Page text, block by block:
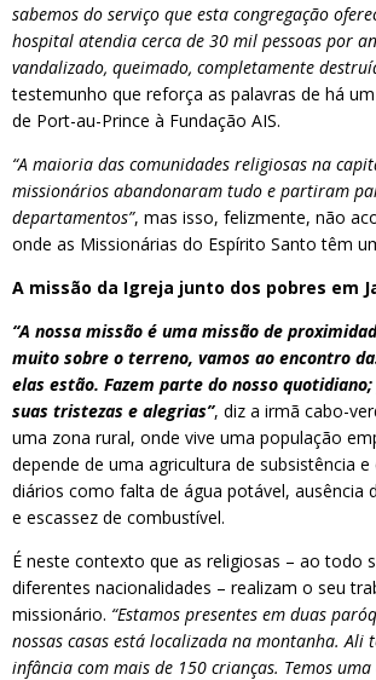
sabemos do serviço que esta congregação
hospital atendia cerca de 30 mil pessoas por
vandalizado, queimado, completamente
testemunho que reforça as palavras de há
de Port-au-Prince à Fundação AIS.
“A maioria das comunidades religiosas na
missionários abandonaram tudo e partiram
departamentos”, mas isso, felizmente, não
onde as Missionárias do Espírito Santo têm
A missão da Igreja junto dos pobres em
“A nossa missão é uma missão de
muito sobre o terreno, vamos ao encontro
elas estão. Fazem parte do nosso
suas tristezas e alegrias”, diz a irmã cabo-
uma zona rural, onde vive uma população
depende de uma agricultura de subsistência
diários como falta de água potável, ausência
e escassez de combustível.
É neste contexto que as religiosas – ao todo
diferentes nacionalidades – realizam o seu
missionário. “Estamos presentes em duas
nossas casas está localizada na montanha. Ali
infância com mais de 150 crianças. Temos